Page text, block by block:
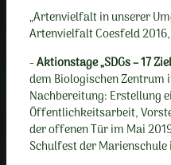
„Artenvielfalt in unserer
Artenvielfalt Coesfeld
-Aktionstage „SDGs – 17
dem Biologischen Zentrum
Nachbereitung: Erstellung
Öffentlichkeitsarbeit,
der offenen Tür im Mai
Schulfest der Marienschule